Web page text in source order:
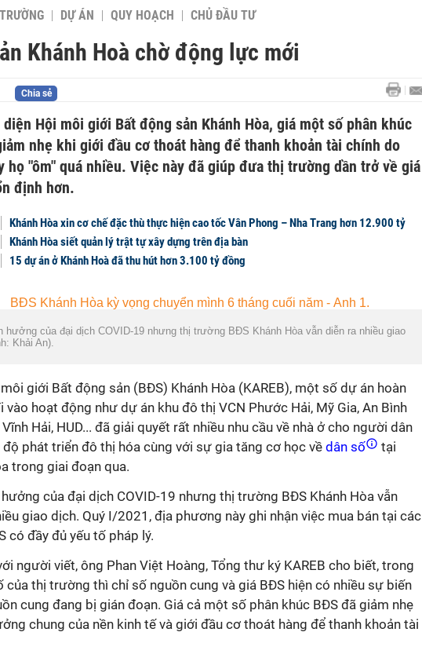
DỰ ÁN QUY HOẠCH CHỦ ĐẦU TƯ
Khánh Hoà chờ động lực mới
Chia sẻ
Hội môi giới Bất động sản Khánh Hòa, giá một số phân khúc
nhẹ khi giới đầu cơ thoát hàng để thanh khoản tài chính do
họ "ôm" quá nhiều. Việc này đã giúp đưa thị trường dần trở về giá
định hơn.
Khánh Hòa xin cơ chế đặc thù thực hiện cao tốc Vân Phong – Nha Trang hơn 12.900 tỷ
Khánh Hòa siết quản lý trật tự xây dựng trên địa bàn
15 dự án ở Khánh Hoà đã thu hút hơn 3.100 tỷ đồng
hưởng của đại dịch COVID-19 nhưng thị trường BĐS Khánh Hòa vẫn diễn ra nhiều giao
Khải An).
giới Bất động sản (BĐS) Khánh Hòa (KAREB), một số dự án hoàn
vào hoạt động như dự án khu đô thị VCN Phước Hải, Mỹ Gia, An Bình
Vĩnh Hải, HUD... đã giải quyết rất nhiều nhu cầu về nhà ở cho người dân
phát triển đô thị hóa cùng với sự gia tăng cơ học về dân số
tại
trong giai đoạn qua.
hưởng của đại dịch COVID-19 nhưng thị trường BĐS Khánh Hòa vẫn
giao dịch. Quý I/2021, địa phương này ghi nhận việc mua bán tại các
có đầy đủ yếu tố pháp lý.
người viết, ông Phan Việt Hoàng, Tổng thư ký KAREB cho biết, trong
của thị trường thì chỉ số nguồn cung và giá BĐS hiện có nhiều sự biến
cung đang bị gián đoạn. Giá cả một số phân khúc BĐS đã giảm nhẹ
chung của nền kinh tế và giới đầu cơ thoát hàng để thanh khoản tài